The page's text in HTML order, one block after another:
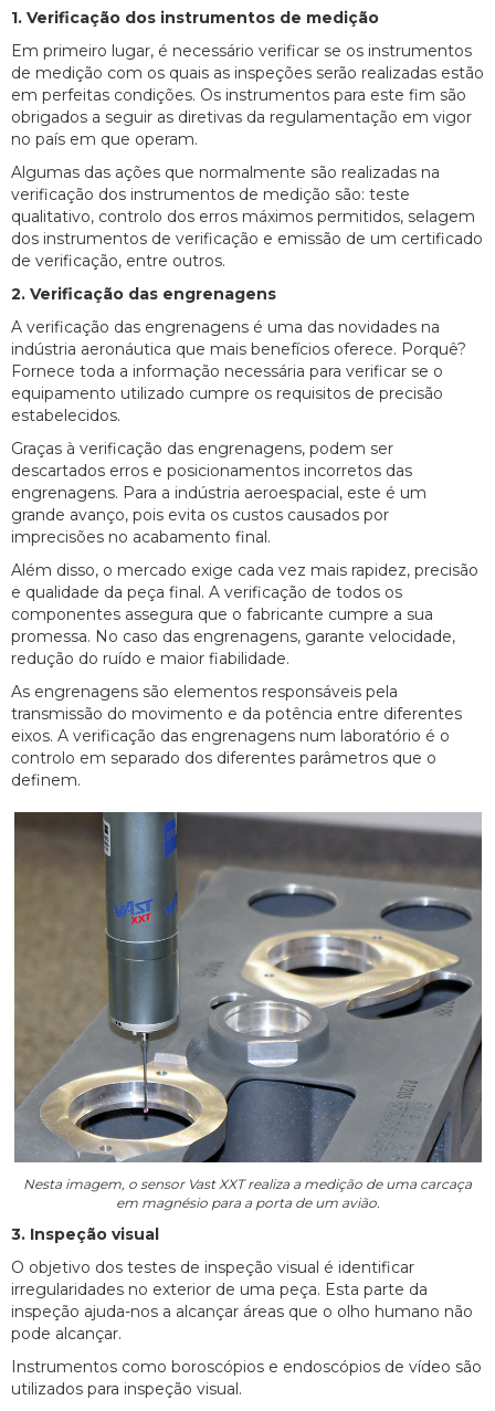
1. Verificação dos instrumentos de medição
Em primeiro lugar, é necessário verificar se os instrumentos
de medição com os quais as inspeções serão realizadas estão
em perfeitas condições. Os instrumentos para este fim são
obrigados a seguir as diretivas da regulamentação em vigor
no país em que operam.
Algumas das ações que normalmente são realizadas na
verificação dos instrumentos de medição são: teste
qualitativo, controlo dos erros máximos permitidos, selagem
dos instrumentos de verificação e emissão de um certificado
de verificação, entre outros.
2. Verificação das engrenagens
A verificação das engrenagens é uma das novidades na
indústria aeronáutica que mais benefícios oferece. Porquê?
Fornece toda a informação necessária para verificar se o
equipamento utilizado cumpre os requisitos de precisão
estabelecidos.
Graças à verificação das engrenagens, podem ser
descartados erros e posicionamentos incorretos das
engrenagens. Para a indústria aeroespacial, este é um
grande avanço, pois evita os custos causados por
imprecisões no acabamento final.
Além disso, o mercado exige cada vez mais rapidez, precisão
e qualidade da peça final. A verificação de todos os
componentes assegura que o fabricante cumpre a sua
promessa. No caso das engrenagens, garante velocidade,
redução do ruído e maior fiabilidade.
As engrenagens são elementos responsáveis pela
transmissão do movimento e da potência entre diferentes
eixos. A verificação das engrenagens num laboratório é o
controlo em separado dos diferentes parâmetros que o
definem.
Nesta imagem, o sensor Vast XXT realiza a medição de uma carcaça
em magnésio para a porta de um avião.
3. Inspeção visual
O objetivo dos testes de inspeção visual é identificar
irregularidades no exterior de uma peça. Esta parte da
inspeção ajuda-nos a alcançar áreas que o olho humano não
pode alcançar.
Instrumentos como boroscópios e endoscópios de vídeo são
utilizados para inspeção visual.